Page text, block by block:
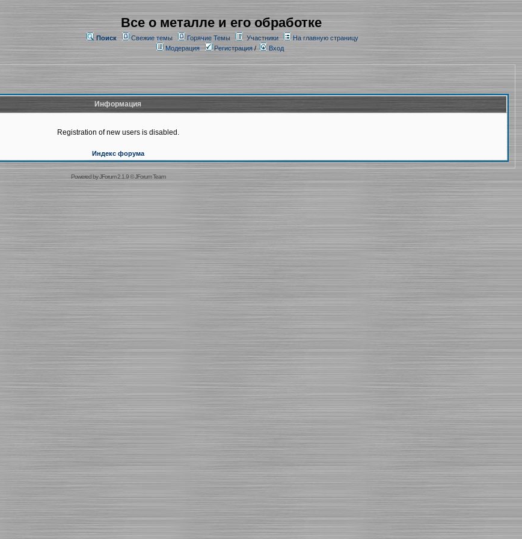
Все о металле и его обработке
Поиск Свежие темы Горячие Темы Участники
На главную страницу
Модерация
Регистрация/ Вход
Информация
Registration of new users is disabled.
Индекс форума
Powered byJForum 2.1.9©JForum Team